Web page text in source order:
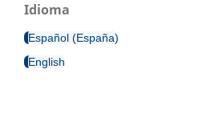
Idioma
Español (España)
English